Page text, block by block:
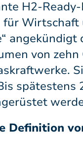
H2-
Wirtschaft
angekündigt
von
Definition